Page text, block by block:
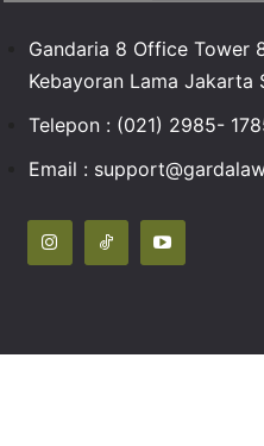
Gandaria 8 Office Tower
Kebayoran Lama Jakarta
Telepon : (021) 2985-
Email :